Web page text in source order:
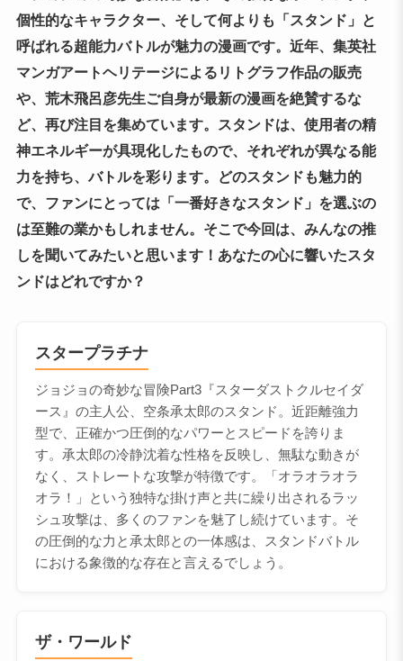
個性的なキャラクター、そして何よりも「スタンド」と
呼ばれる超能力バトルが魅力の漫画です。近年、集英社
マンガアートヘリテージによるリトグラフ作品の販売
や、荒木飛呂彦先生ご自身が最新の漫画を絶賛するな
ど、再び注目を集めています。スタンドは、使用者の精
神エネルギーが具現化したもので、それぞれが異なる能
力を持ち、バトルを彩ります。どのスタンドも魅力的
で、ファンにとっては「一番好きなスタンド」を選ぶの
は至難の業かもしれません。そこで今回は、みんなの推
しを聞いてみたいと思います！あなたの心に響いたスタ
ンドはどれですか？
スタープラチナ
ジョジョの奇妙な冒険Part3『スターダストクルセイダ
ース』の主人公、空条承太郎のスタンド。近距離強力
型で、正確かつ圧倒的なパワーとスピードを誇りま
す。承太郎の冷静沈着な性格を反映し、無駄な動きが
なく、ストレートな攻撃が特徴です。「オラオラオラ
オラ！」という独特な掛け声と共に繰り出されるラッ
シュ攻撃は、多くのファンを魅了し続けています。そ
の圧倒的な力と承太郎との一体感は、スタンドバトル
における象徴的な存在と言えるでしょう。
ザ・ワールド